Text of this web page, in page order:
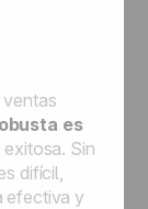
ventas
es
Sin
difícil,
efectiva y